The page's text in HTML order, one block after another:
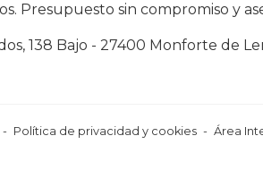
Presupuesto sin compromiso y
138 Bajo - 27400 Monforte de
- Política de privacidad y cookies - Área